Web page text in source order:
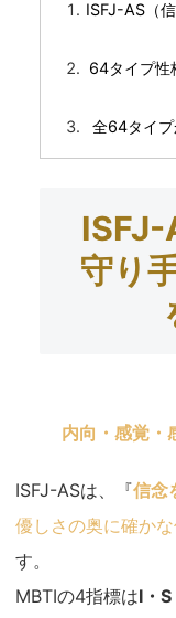
ISFJ-AS（
64タイプ性
全64タイプ
ISFJ-
守り
内向・感覚・
ISFJ-ASは、『信念
優しさの奥に確か
す。
MBTIの4指標はI・